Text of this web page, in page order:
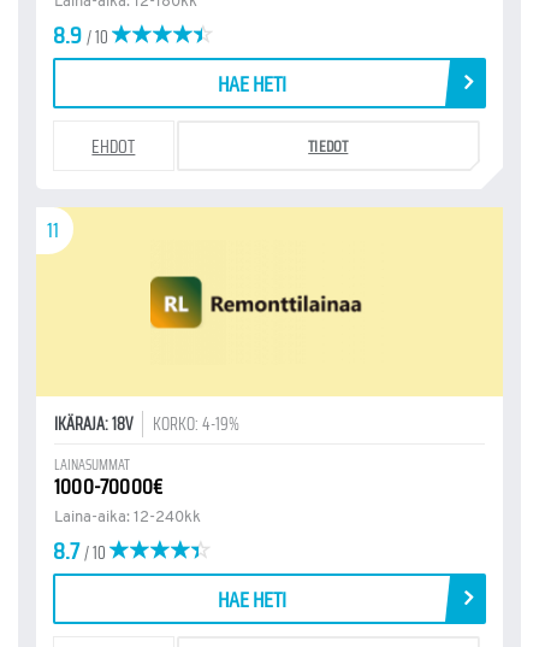
8.9/ 10
HAE HETI
EHDOT TIEDOT
11
IKÄRAJA: 18V KORKO: 4-19%
LAINASUMMAT
1000-70000€
Laina-aika: 12-240kk
8.7/ 10
HAE HETI